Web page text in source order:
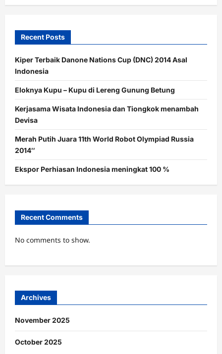
Recent Posts
Kiper Terbaik Danone Nations Cup (DNC) 2014 Asal
Indonesia
Eloknya Kupu – Kupu di Lereng Gunung Betung
Kerjasama Wisata Indonesia dan Tiongkok menambah
Devisa
Merah Putih Juara 11th World Robot Olympiad Russia
2014″
Ekspor Perhiasan Indonesia meningkat 100 %
Recent Comments
No comments to show.
Archives
November 2025
October 2025